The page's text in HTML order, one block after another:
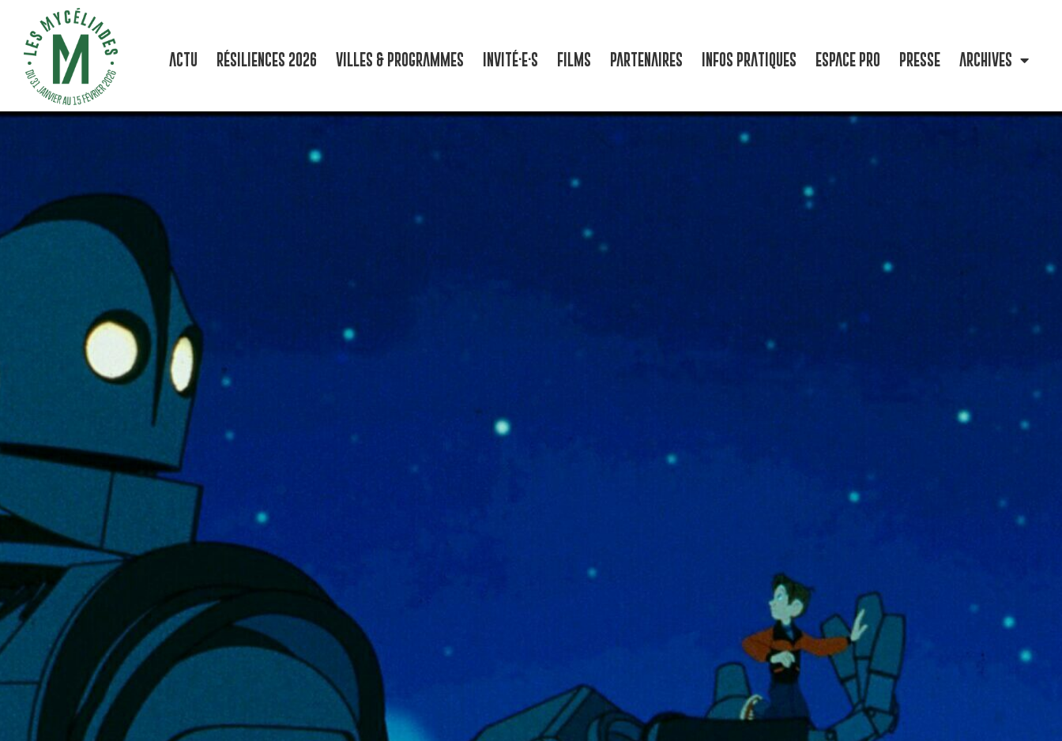
ACTU RÉSILIENCES 2026 VILLES & PROGRAMMES INVITÉ·E·S FILMS PARTENAIRES INFOS PRATIQUES ESPACE PRO PRESSE ARCHIVES